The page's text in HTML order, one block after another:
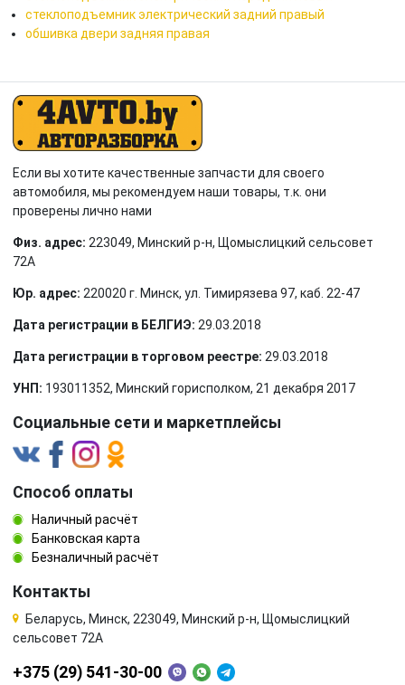
стеклоподъемник электрический задний правый
обшивка двери задняя правая
Если вы хотите качественные запчасти для своего
автомобиля, мы рекомендуем наши товары, т.к. они
проверены лично нами
Физ. адрес: 223049, Минский р-н, Щомыслицкий сельсовет
72А
Юр. адрес: 220020 г. Минск, ул. Тимирязева 97, каб. 22-47
Дата регистрации в БЕЛГИЭ: 29.03.2018
Дата регистрации в торговом реестре: 29.03.2018
УНП: 193011352, Минский горисполком, 21 декабря 2017
Социальные сети и маркетплейсы
Способ оплаты
Наличный расчёт
Банковская карта
Безналичный расчёт
Контакты
Беларусь, Минск, 223049, Минский р-н, Щомыслицкий
сельсовет 72А
+375 (29) 541-30-00